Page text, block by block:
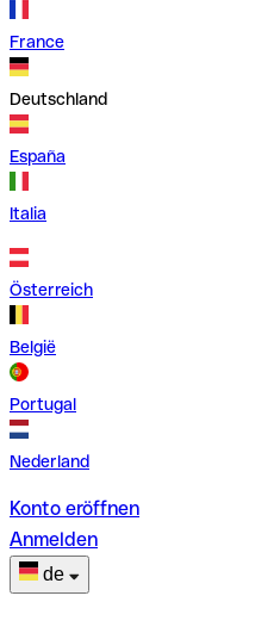
France
Deutschland
España
Italia
Österreich
België
Portugal
Nederland
Konto eröffnen
Anmelden
de